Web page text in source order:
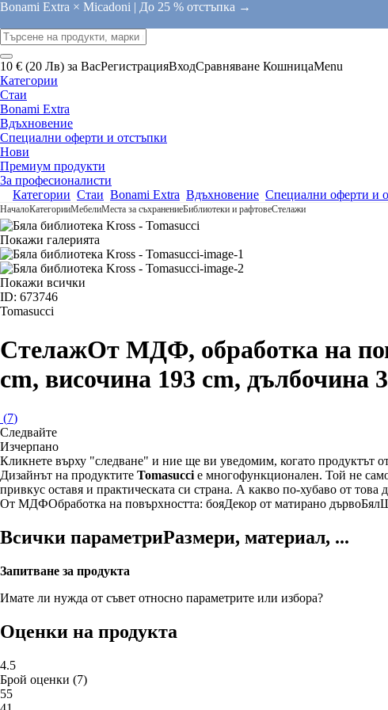
Bonami Extra × Micadoni | До 25 % отстъпка →
10 € (20 Лв) за ВасРегистрацияВходСравняване КошницаMenu
Категории
Стаи
Bonami Extra
Вдъхновение
Специални оферти и отстъпки
Нови
Премиум продукти
За професионалисти
Категории Стаи Bonami Extra Вдъхновение Специални оферти и
НачалоКатегорииМебелиМеста за съхранениеБиблиотеки и рафтовеСтелажи
Покажи галерията
Покажи всички
ID: 673746
Tomasucci
СтелажОт МДФ, oбработка на
cm, височина 193 cm, дълбочина
(7)
Следвайте
Изчерпанo
Кликнете върху "следване" и ние ще ви уведомим, когато продуктът
Дизайнът на продуктите Tomasucci е многофункционален. Той не
привкус оставя и практическата си страна. А какво по-хубаво от това
От МДФOбработка на повърхността: бояДекор от матирано дървоБял
Всички параметриРазмери, материал, ...
Запитване за продукта
Имате ли нужда от съвет относно параметрите или избора?
Оценки на продукта
4.5
Брой оценки (7)
55